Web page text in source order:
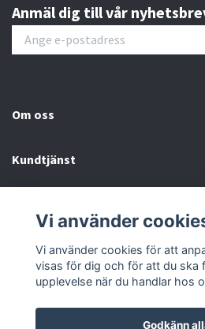
Anmäl dig till vår
Om oss
Kundtjänst
Sociala medier
Vi använder
Vi använder cookies för att
visas för dig och för att du ska
upplevelse när du handlar hos
Godkänn